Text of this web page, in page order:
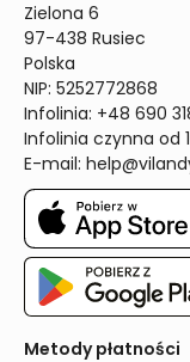
Zielona 6
97-438 Rusiec
Polska
NIP: 5252772868
Infolinia: +48 690
Infolinia czynna od
E-mail:
Metody płatności